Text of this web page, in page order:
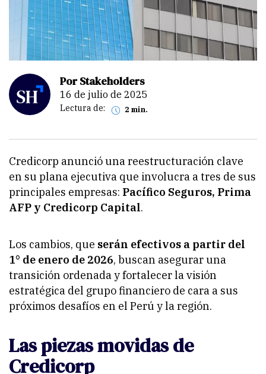
Por Stakeholders
16 de julio de 2025
Lectura de: 2 min.
Credicorp anunció una reestructuración clave
en su plana ejecutiva que involucra a tres de sus
principales empresas: Pacífico Seguros, Prima
AFP y Credicorp Capital.
Los cambios, que serán efectivos a partir del
1° de enero de 2026, buscan asegurar una
transición ordenada y fortalecer la visión
estratégica del grupo financiero de cara a sus
próximos desafíos en el Perú y la región.
Las piezas movidas de
Credicorp